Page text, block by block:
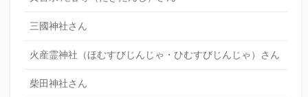
三國神社さん
火産霊神社（ほむすびじんじゃ・ひむすびじんじゃ）さん
柴田神社さん